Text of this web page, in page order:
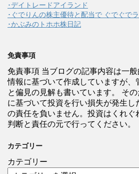
･デイトレードアイランド
･ぐでりんの株主優待と配当で ぐでぐで
･かぶみのトホホ株日記
免責事項
免責事項 当ブログの記事内容は一
情報に基づいて作成していますが、
と偏見の見解も書いています。 そ
に基づいて投資を行い損失が発生し
の責任を負いません。投資はくれぐ
判断と責任の元で行ってください。
カテゴリー
カテゴリー